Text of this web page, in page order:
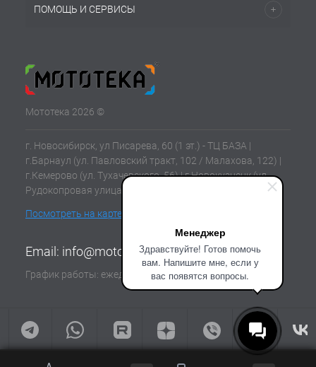
Менеджер
Здравствуйте! Готов помочь
вам. Напишите мне, если у
вас появятся вопросы.
ПОМОЩЬ И СЕРВИСЫ
Мототека 2026 ©
г. Новосибирск, ул Писарева, 60 (1 эт.) - ТЦ БАЗА |
г.Барнаул (ул. Павловский тракт, 102 / Малахова, 122) |
г.Кемерово (ул. Тухачевского, 56) | г.Новокузнецк (ул.
Рудокопровая улица, 21) | г.Томск (ул. Клюева, 11В)
Посмотреть на карте
Email: info@mototeka.su
График работы: ежедневно с 10:00 до 19:00